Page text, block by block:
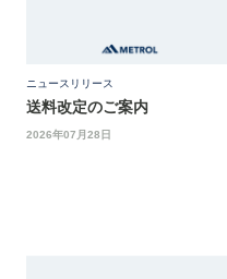
ニュースリリース
送料改定のご案内
2026年07月28日